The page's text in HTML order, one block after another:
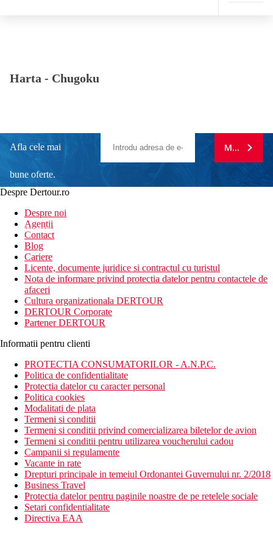
Harta - Chugoku
Afla cele mai
bune oferte.
newsletter!
MA
Despre Dertour.ro
Despre noi
Agentii
Contact
Blog
Cariere
Licente, documente juridice si contractul cu turistul
Nota de informare privind protectia datelor pentru contactele de
afaceri
Cultura organizationala DERTOUR
DERTOUR Corporate
Partener DERTOUR
Informatii pentru clienti
PROTECTIA CONSUMATORILOR - A.N.P.C.
Politica de confidentialitate
Protectia datelor cu caracter personal
Politica cookies
Modalitati de plata
Termeni si conditii
Termeni si conditii privind comercializarea biletelor de avion
Termeni si conditii pentru utilizarea voucherului cadou
Campanii si regulamente
Vacante in rate
Drepturi principale in temeiul Ordonantei Guvernului nr. 2/2018
Business Travel
Protectia datelor pentru paginile noastre de pe retelele sociale
Setari confidentialitate
Directiva EAA